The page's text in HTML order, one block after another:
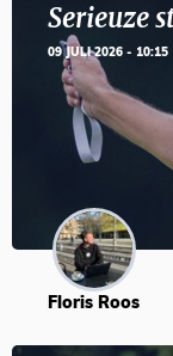
Serieuze
09 JULI 2026 - 10:15
Floris Roos